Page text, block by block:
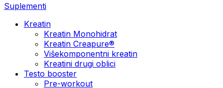
Suplementi
Kreatin
Kreatin Monohidrat
Kreatin Creapure®
Višekomponentni kreatin
Kreatini drugi oblici
Testo booster
Pre-workout